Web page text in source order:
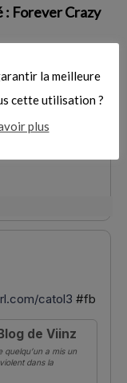
Forever Crazy
la meilleure
cette utilisation ?
plus